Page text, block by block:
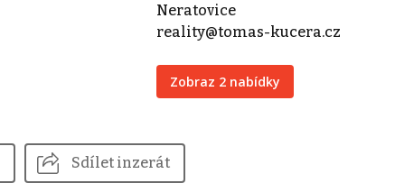
Neratovice
reality@tomas-kucera.cz
Zobraz 2 nabídky
Sdílet inzerát